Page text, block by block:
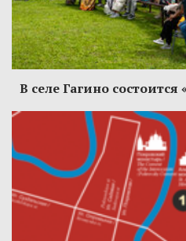
В селе Гагино